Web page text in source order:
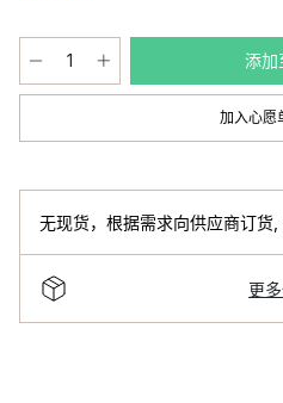
添加
加入心愿
无现货，根据需求向供应商订货
更